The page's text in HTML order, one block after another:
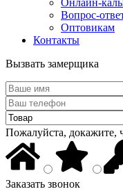
Онлайн-
Вопрос-
Оптовикам
Контакты
Вызвать замерщика
Пожалуйста, докажите,
Заказать звонок